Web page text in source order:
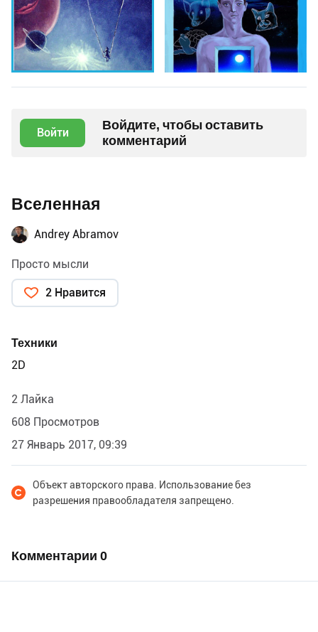
Войти
Войдите, чтобы оставить
комментарий
Вселенная
Andrey Abramov
Просто мысли
2 Нравится
Техники
2D
2 Лайка
608 Просмотров
27 Январь 2017, 09:39
Объект авторского права. Использование без
разрешения правообладателя запрещено.
Комментарии 0